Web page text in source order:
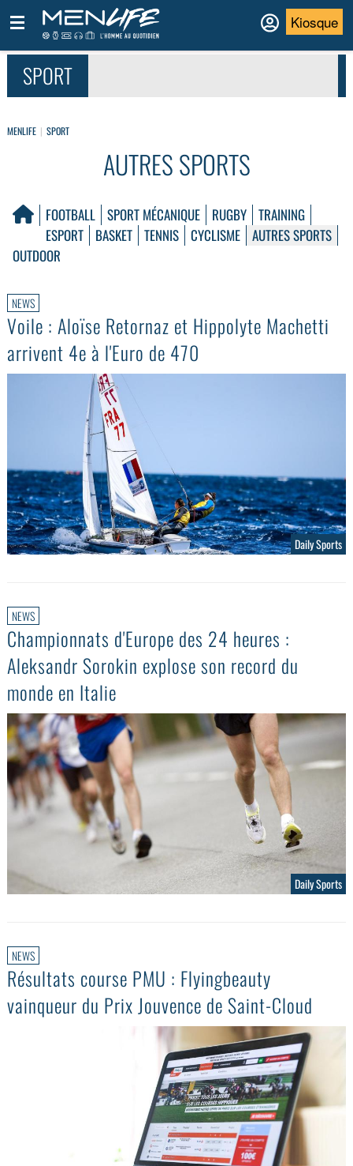
Kiosque
SPORT
MENLIFE SPORT
AUTRES SPORTS
FOOTBALL SPORT MÉCANIQUE RUGBY
TRAINING
ESPORT
BASKET TENNIS CYCLISME
AUTRES SPORTS
OUTDOOR
NEWS
Voile : Aloïse Retornaz et Hippolyte Machetti
arrivent 4e à l'Euro de 470
Daily Sports
NEWS
Championnats d'Europe des 24 heures :
Aleksandr Sorokin explose son record du
monde en Italie
Daily Sports
NEWS
Résultats course PMU : Flyingbeauty
vainqueur du Prix Jouvence de Saint-Cloud